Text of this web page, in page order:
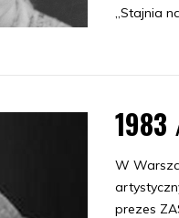
„Stajnia
1983
W
prezes